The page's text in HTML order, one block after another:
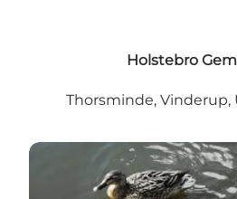
Holstebro
Thorsminde, Vinderup,
Holstebro Parkanlage